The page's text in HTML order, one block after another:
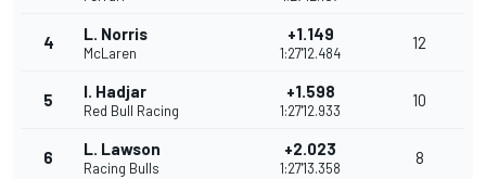
4 L. Norris
McLaren
+1.149
1:27'12.484
12
5 I. Hadjar
Red Bull Racing
+1.598
1:27'12.933
10
6 L. Lawson
Racing Bulls
+2.023
1:27'13.358
8